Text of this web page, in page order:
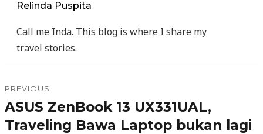
Relinda Puspita
Call me Inda. This blog is where I share my
travel stories.
Post
navigation
PREVIOUS
Previous
post:
ASUS ZenBook 13 UX331UAL,
Traveling Bawa Laptop bukan lagi